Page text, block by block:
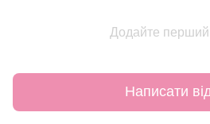
Додайте перший
Написати